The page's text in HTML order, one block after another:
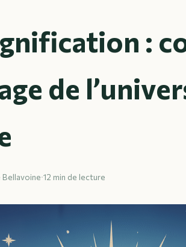
:
de
Bellavoine·12 min de lecture